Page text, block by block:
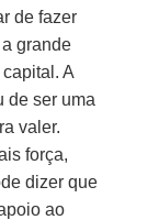
de fazer
grande
A
de ser uma
valer.
força,
dizer que
ao